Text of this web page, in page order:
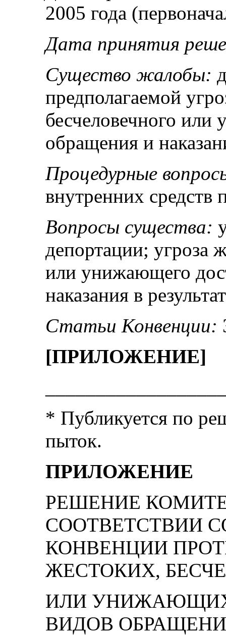
2005 года
Дата принятия
Существо жалобы:
предполагаемой
бесчеловечного
обращения и
Процедурные
внутренних средств
Вопросы существа:
депортации; угроза
или унижающего
наказания в
Статьи Конвенции:
[ПРИЛОЖЕНИЕ]
* Публикуется по
пыток.
ПРИЛОЖЕНИЕ
РЕШЕНИЕ
СООТВЕТСТВИИ
КОНВЕНЦИИ
ЖЕСТОКИХ,
ИЛИ
ВИДОВ